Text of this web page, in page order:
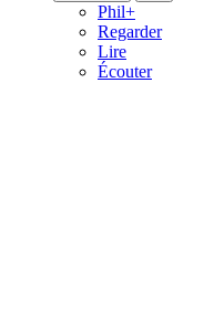
Phil+
Regarder
Lire
Écouter